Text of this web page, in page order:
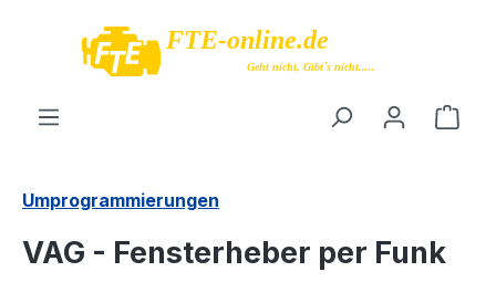
Zum Hauptinhalt springen
Umprogrammierungen
VAG - Fensterheber per Funk